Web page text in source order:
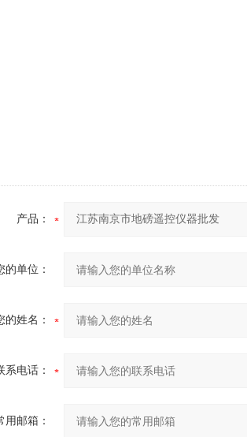
产品：
的单位：
的姓名：
系电话：
用邮箱：